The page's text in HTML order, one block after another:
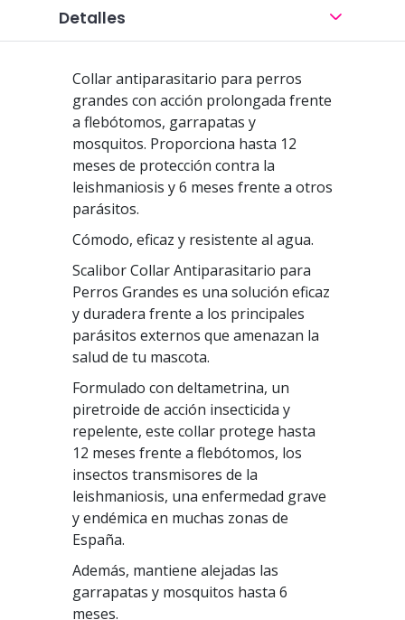
Detalles
Collar antiparasitario para perros
grandes con acción prolongada frente
a flebótomos, garrapatas y
mosquitos. Proporciona hasta 12
meses de protección contra la
leishmaniosis y 6 meses frente a otros
parásitos.
Cómodo, eficaz y resistente al agua.
Scalibor Collar Antiparasitario para
Perros Grandes es una solución eficaz
y duradera frente a los principales
parásitos externos que amenazan la
salud de tu mascota.
Formulado con deltametrina, un
piretroide de acción insecticida y
repelente, este collar protege hasta
12 meses frente a flebótomos, los
insectos transmisores de la
leishmaniosis, una enfermedad grave
y endémica en muchas zonas de
España.
Además, mantiene alejadas las
garrapatas y mosquitos hasta 6
meses.